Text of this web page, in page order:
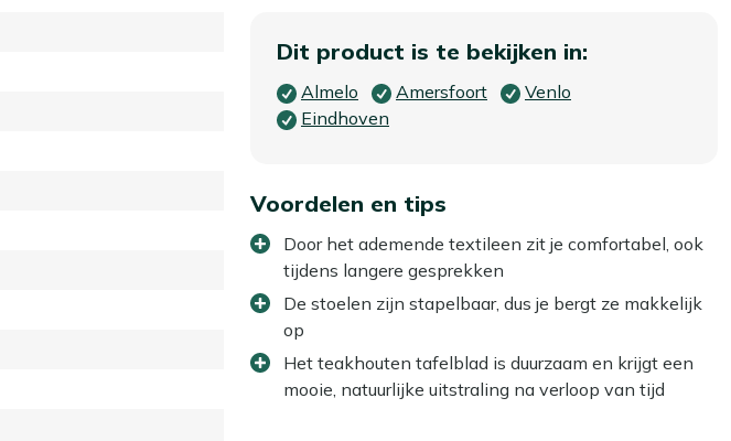
Dit product is te bekijken in:
Almelo Amersfoort
Venlo
Eindhoven
Voordelen en tips
Door het ademende textileen zit je comfortabel, ook
tijdens langere gesprekken
De stoelen zijn stapelbaar, dus je bergt ze makkelijk
op
Het teakhouten tafelblad is duurzaam en krijgt een
mooie, natuurlijke uitstraling na verloop van tijd